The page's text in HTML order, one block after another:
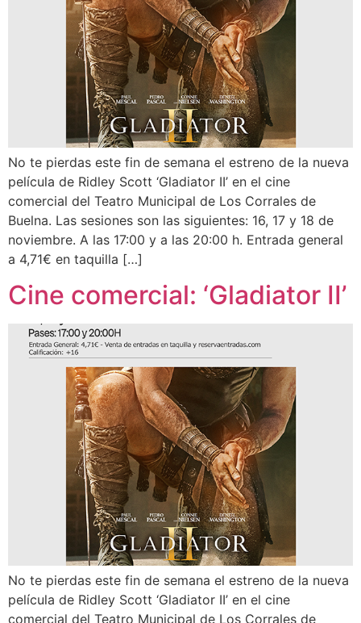
No te pierdas este fin de semana el estreno de la nueva
película de Ridley Scott ‘Gladiator II’ en el cine
comercial del Teatro Municipal de Los Corrales de
Buelna. Las sesiones son las siguientes: 16, 17 y 18 de
noviembre. A las 17:00 y a las 20:00 h. Entrada general
a 4,71€ en taquilla […]
Cine comercial: ‘Gladiator II’
No te pierdas este fin de semana el estreno de la nueva
película de Ridley Scott ‘Gladiator II’ en el cine
comercial del Teatro Municipal de Los Corrales de